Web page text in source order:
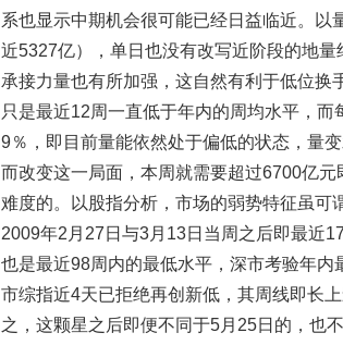
系也显示中期机会很可能已经日益临近。
近5327亿），单日也没有改写近阶段的地
承接力量也有所加强，这自然有利于低位换
只是最近12周一直低于年内的周均水平，
9％，即目前量能依然处于偏低的状态，量
而改变这一局面，本周就需要超过6700亿
难度的。以股指分析，市场的弱势特征虽可
2009年2月27日与3月13日当周之后即最近
也是最近98周内的最低水平，深市考验年
市综指近4天已拒绝再创新低，其周线即长
之，这颗星之后即便不同于5月25日的，也